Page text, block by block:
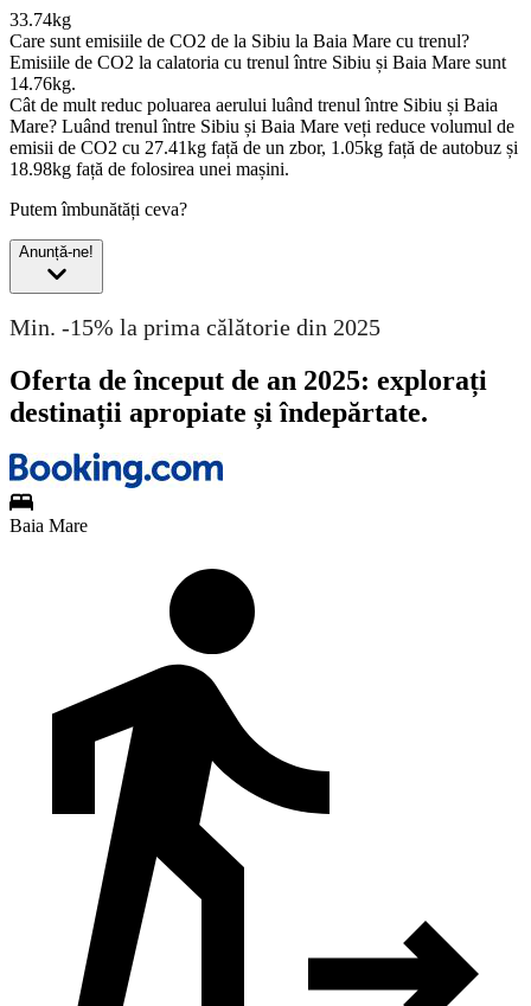
33.74kg
Care sunt emisiile de CO2 de la Sibiu la Baia Mare cu trenul?
Emisiile de CO2 la calatoria cu trenul între Sibiu și Baia Mare sunt
14.76kg.
Cât de mult reduc poluarea aerului luând trenul între Sibiu și Baia
Mare? Luând trenul între Sibiu și Baia Mare veți reduce volumul de
emisii de CO2 cu 27.41kg față de un zbor, 1.05kg față de autobuz și
18.98kg față de folosirea unei mașini.
Putem îmbunătăți ceva?
Anunță-ne!
Min. -15% la prima călătorie din 2025
Oferta de început de an 2025: explorați
destinații apropiate și îndepărtate.
Baia Mare